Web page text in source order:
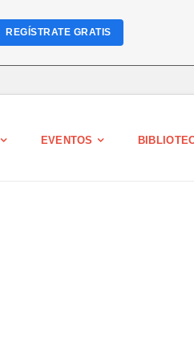
EVENTOS
REGÍSTRATE GRATIS